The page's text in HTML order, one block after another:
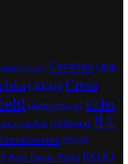
Embassy Cavatina CBRE
CREAM Cresa
dompress.pl Echo
Capital Park Hillwood JLL
koronawirus MVGM
Real Estate Talks REDD